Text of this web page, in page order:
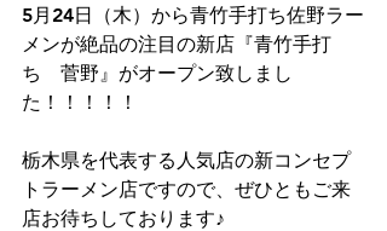
5月24日（木）から青竹手打ち佐野ラー
メンが絶品の注目の新店『青竹手打
ち　菅野』がオープン致しまし
た！！！！！
栃木県を代表する人気店の新コンセプ
トラーメン店ですので、ぜひともご来
店お待ちしております♪